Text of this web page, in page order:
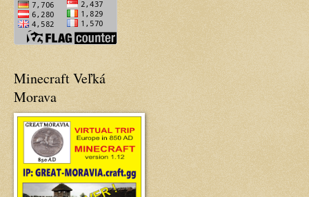
Minecraft Veľká
Morava